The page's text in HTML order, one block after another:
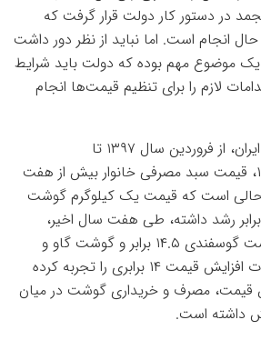
در دستور کار دولت قرار گرفت که
انجام است. اما نباید از نظر دور داشت
موضوع مهم بوده که دولت باید شرایط
لازم را برای تنظیم قیمت‌ها انجام
طبق آمارهای مرکز آمار ایران، از فروردین سال ۱۳۹۷ تا
اردیبهشت‌ماه سال ۱۴۰۳، قیمت سبد مصرفی خانوار بیش از هفت
حالی‌ است که قیمت یک کیلوگرم گوشت
در این مدت بیش از ۱۴ برابر رشد داشته، طی هفت سال اخیر،
قیمت یک کیلوگرم گوشت گوسفندی ۱۴.۵ برابر و گوشت گاو و
گوساله نیز در همین مدت افزایش قیمت ۱۴ برابری را تجربه کرده‌
قیمت، مصرف و خریداری گوشت در میان
داشته است.